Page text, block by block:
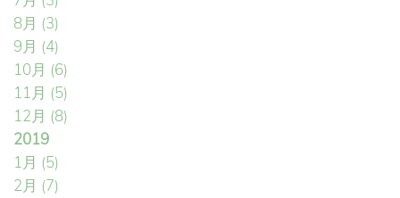
8月 (3)
9月 (4)
10月 (6)
11月 (5)
12月 (8)
2019
1月 (5)
2月 (7)